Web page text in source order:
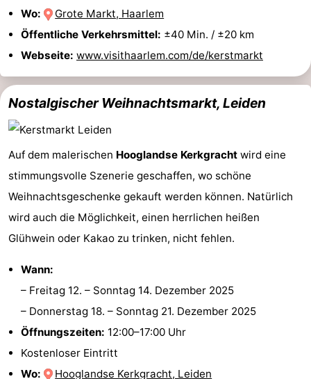
Wo:
Grote Markt, Haarlem
Öffentliche Verkehrsmittel: ±40 Min. / ±20 km
Webseite: www.visithaarlem.com/de/kerstmarkt
Nostalgischer Weihnachtsmarkt, Leiden
Auf dem malerischen Hooglandse Kerkgracht wird eine
stimmungsvolle Szenerie geschaffen, wo schöne
Weihnachtsgeschenke gekauft werden können. Natürlich
wird auch die Möglichkeit, einen herrlichen heißen
Glühwein oder Kakao zu trinken, nicht fehlen.
Wann:
– Freitag 12. – Sonntag 14. Dezember 2025
– Donnerstag 18. – Sonntag 21. Dezember 2025
Öffnungszeiten: 12:00–17:00 Uhr
Kostenloser Eintritt
Wo:
Hooglandse Kerkgracht, Leiden